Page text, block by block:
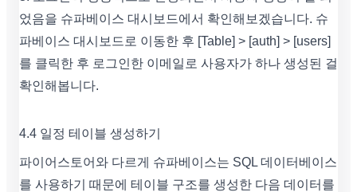
었음을 슈파베이스 대시보드에서 확인해보겠습니다. 슈
파베이스 대시보드로 이동한 후 [Table] > [auth] > [users]
를 클릭한 후 로그인한 이메일로 사용자가 하나 생성된 걸
확인해봅니다.
4.4 일정 테이블 생성하기
파이어스토어와 다르게 슈파베이스는 SQL 데이터베이스
를 사용하기 때문에 테이블 구조를 생성한 다음 데이터를